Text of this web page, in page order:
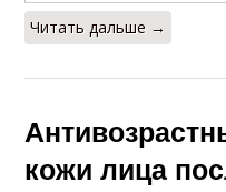
Читать дальше →
кожи лица